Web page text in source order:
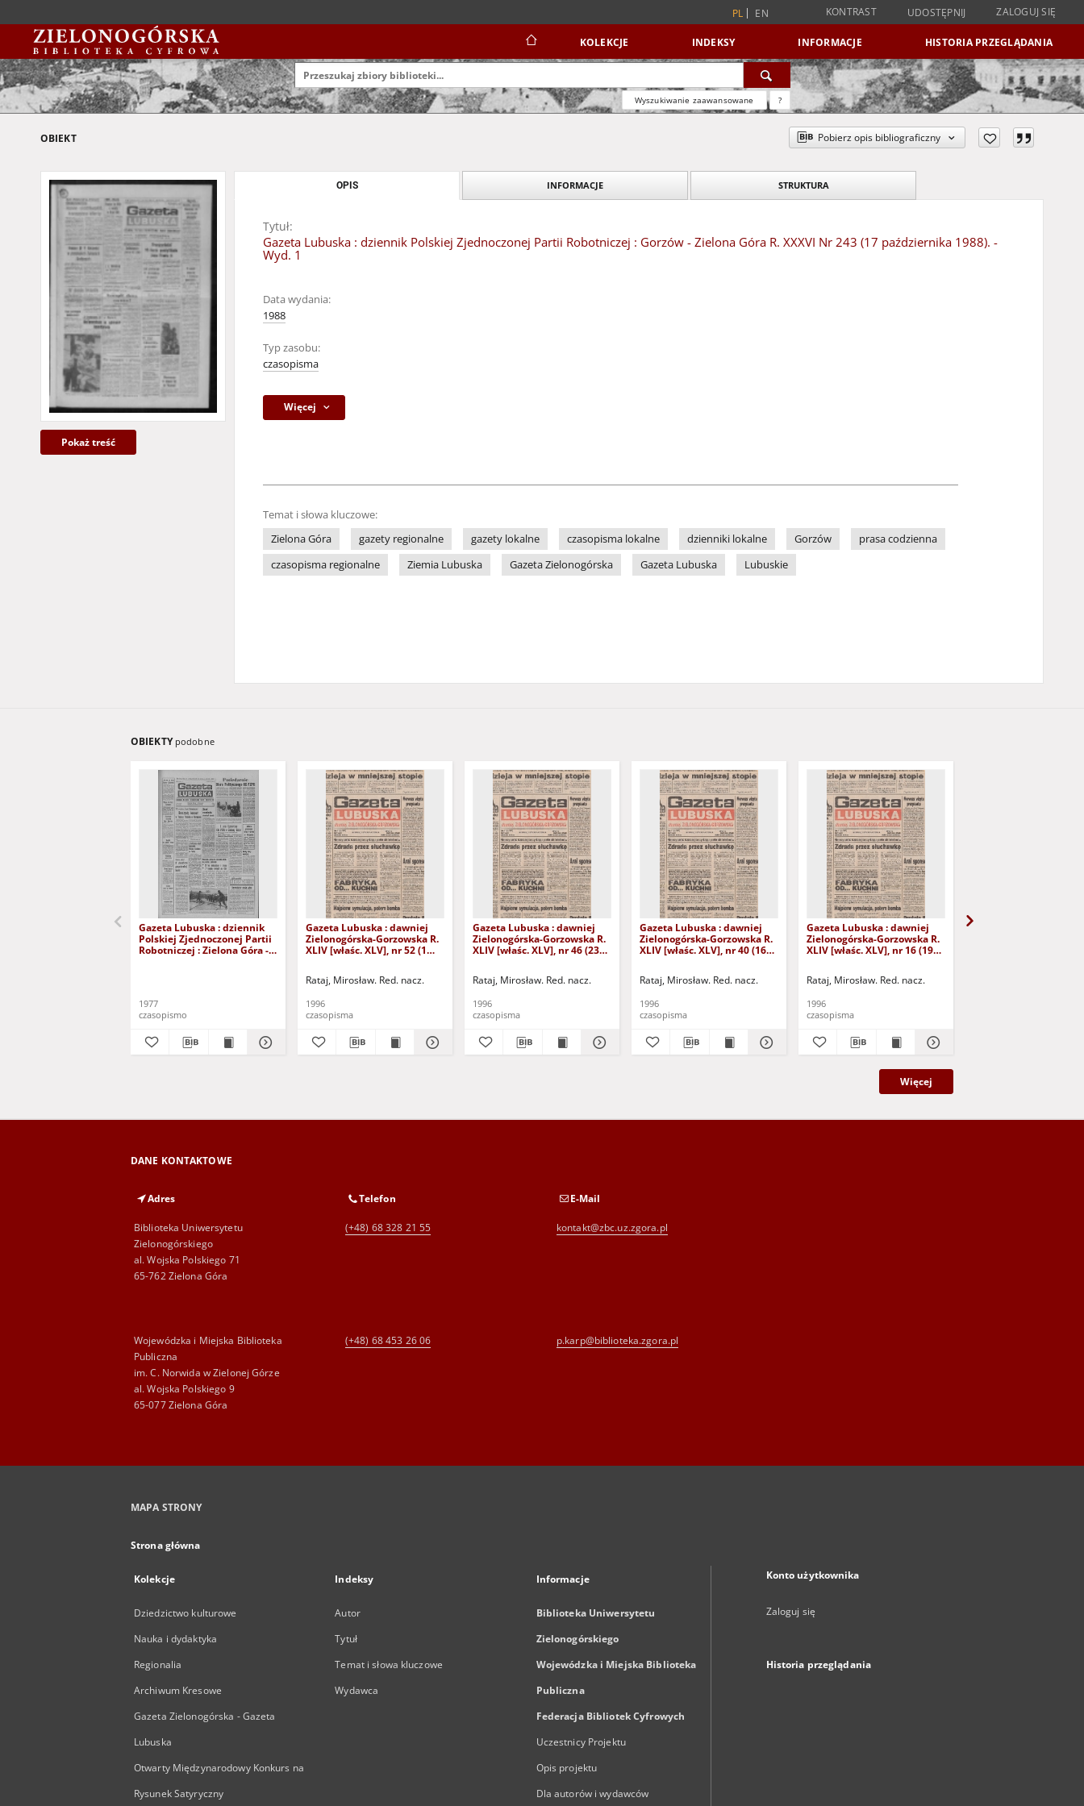
PL EN KONTRAST UDOSTĘPNIJ ZALOGUJ SIĘ
KOLEKCJE INDEKSY INFORMACJE HISTORIA PRZEGLĄDANIA
Wyszukiwanie zaawansowane ?
OBIEKT Pobierz opis bibliograficzny
Pokaż treść
OPIS INFORMACJE STRUKTURA
Tytuł:
Gazeta Lubuska : dziennik Polskiej Zjednoczonej Partii Robotniczej : Gorzów - Zielona Góra R. XXXVI Nr 243 (17 października 1988). -
Wyd. 1
Data wydania:
1988
Typ zasobu:
czasopisma
Więcej
Temat i słowa kluczowe:
Zielona Góra
gazety regionalne gazety lokalne czasopisma lokalne dzienniki lokalne Gorzów
prasa codzienna
czasopisma regionalne
Ziemia Lubuska Gazeta Zielonogórska Gazeta Lubuska Lubuskie
OBIEKTY podobne
Gazeta Lubuska : dziennik
Polskiej Zjednoczonej Partii
Robotniczej : Zielona Góra -
1977
czasopismo
Gazeta Lubuska : dawniej
Zielonogórska-Gorzowska R.
XLIV [właśc. XLV], nr 52 (1
Rataj, Mirosław. Red. nacz.
1996
czasopisma
Gazeta Lubuska : dawniej
Zielonogórska-Gorzowska R.
XLIV [właśc. XLV], nr 46 (23
Rataj, Mirosław. Red. nacz.
1996
czasopisma
Gazeta Lubuska : dawniej
Zielonogórska-Gorzowska R.
XLIV [właśc. XLV], nr 40 (16
Rataj, Mirosław. Red. nacz.
1996
czasopisma
Gazeta Lubuska : dawniej
Zielonogórska-Gorzowska R.
XLIV [właśc. XLV], nr 16 (19
Rataj, Mirosław. Red. nacz.
1996
czasopisma
Więcej
DANE KONTAKTOWE
Adres
Biblioteka Uniwersytetu
Zielonogórskiego
al. Wojska Polskiego 71
65-762 Zielona Góra
Telefon
(+48) 68 328 21 55
E-Mail
kontakt@zbc.uz.zgora.pl
Wojewódzka i Miejska Biblioteka
Publiczna
im. C. Norwida w Zielonej Górze
al. Wojska Polskiego 9
65-077 Zielona Góra
(+48) 68 453 26 06 p.karp@biblioteka.zgora.pl
MAPA STRONY
Strona główna
Kolekcje
Dziedzictwo kulturowe
Nauka i dydaktyka
Regionalia
Archiwum Kresowe
Gazeta Zielonogórska - Gazeta
Lubuska
Otwarty Międzynarodowy Konkurs na
Rysunek Satyryczny
Indeksy
Autor
Tytuł
Temat i słowa kluczowe
Wydawca
Informacje
Biblioteka Uniwersytetu
Zielonogórskiego
Wojewódzka i Miejska Biblioteka
Publiczna
Federacja Bibliotek Cyfrowych
Uczestnicy Projektu
Opis projektu
Dla autorów i wydawców
Konto użytkownika
Zaloguj się
Historia przeglądania